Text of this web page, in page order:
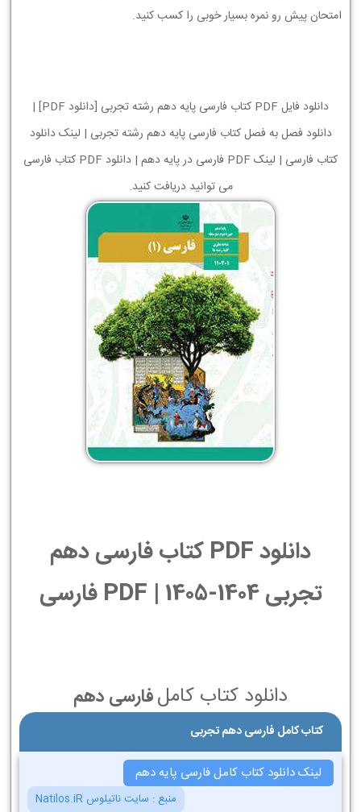
امتحان پیش رو نمره بسیار خوبی را کسب کنید.
دانلود فایل PDF کتاب فارسی پایه دهم رشته تجربی [دانلود PDF] |
دانلود فصل به فصل کتاب فارسی پایه دهم رشته تجربی | لینک دانلود
کتاب فارسی | لینک PDF فارسی در پایه دهم | دانلود PDF کتاب فارسی
می توانید دریافت کنید.
دانلود PDF کتاب فارسی دهم
تجربی 1404-1405 | PDF فارسی
دانلود کتاب کاملفارسی دهم
کتاب کامل فارسی دهم تجربی
لینک دانلود کتاب کامل فارسی پایه دهم
منبع : سایت ناتیلوس Natilos.iR